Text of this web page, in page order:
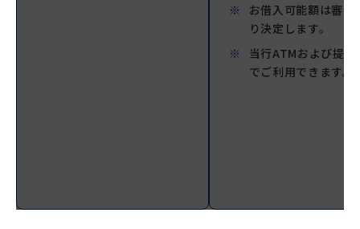
お借入可能額は審査
り決定します。
当行ATMおよび提携
でご利用できます。